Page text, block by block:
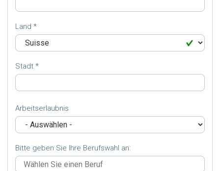
Land
Stadt
Arbeitserlaubnis
Bitte geben Sie Ihre Berufswahl an: